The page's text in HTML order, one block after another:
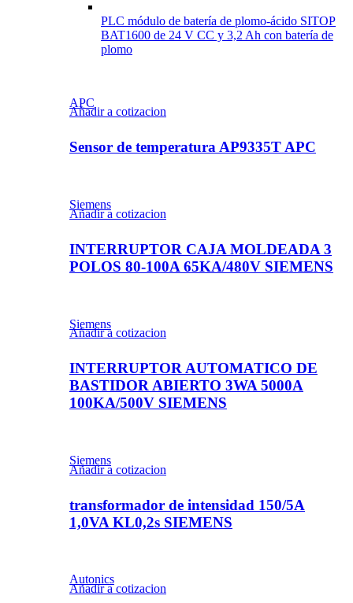
PLC módulo de batería de plomo-ácido SITOP
BAT1600 de 24 V CC y 3,2 Ah con batería de
plomo
APC
Añadir a cotizacion
Sensor de temperatura AP9335T APC
Siemens
Añadir a cotizacion
INTERRUPTOR CAJA MOLDEADA 3
POLOS 80-100A 65KA/480V SIEMENS
Siemens
Añadir a cotizacion
INTERRUPTOR AUTOMATICO DE
BASTIDOR ABIERTO 3WA 5000A
100KA/500V SIEMENS
Siemens
Añadir a cotizacion
transformador de intensidad 150/5A
1,0VA KL0,2s SIEMENS
Autonics
Añadir a cotizacion